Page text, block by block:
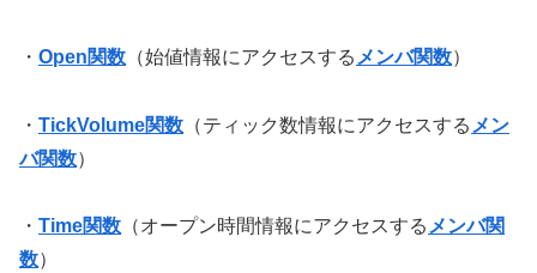
・ Open関数 （始値情報にアクセスする メンバ関数）
・ TickVolume関数 （ティック数情報にアクセスする メン
バ関数）
・ Time関数 （オープン時間情報にアクセスする メンバ関
数）